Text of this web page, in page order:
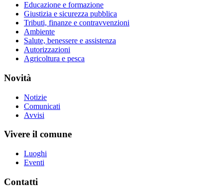
Educazione e formazione
Giustizia e sicurezza pubblica
Tributi, finanze e contravvenzioni
Ambiente
Salute, benessere e assistenza
Autorizzazioni
Agricoltura e pesca
Novità
Notizie
Comunicati
Avvisi
Vivere il comune
Luoghi
Eventi
Contatti